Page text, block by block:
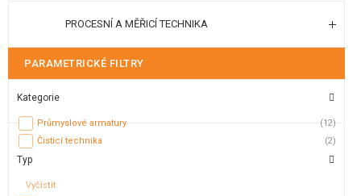
PROCESNÍ A MĚŘICÍ TECHNIKA
PARAMETRICKÉ FILTRY
Kategorie
Průmyslové armatury
(12)
Čisticí technika
(2)
Typ
Vyčistit